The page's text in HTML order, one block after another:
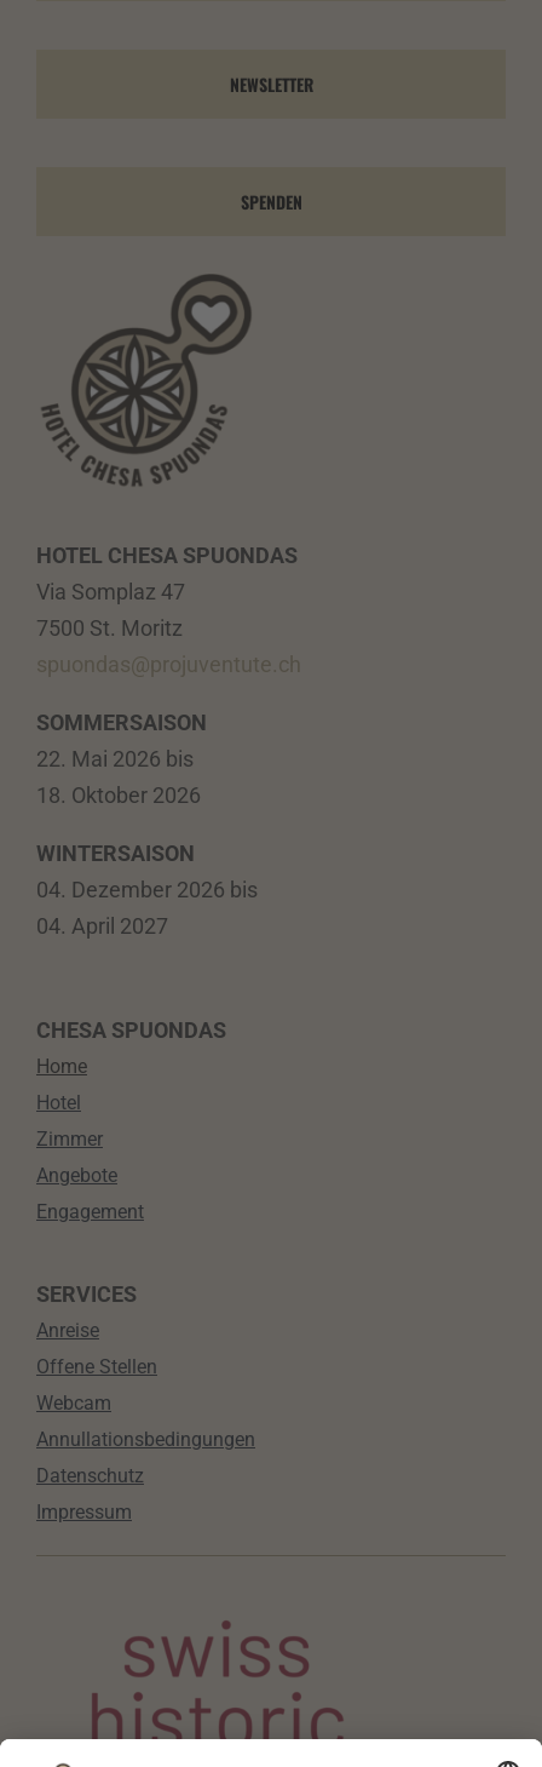
NEWSLETTER
SPENDEN
HOTEL CHESA SPUONDAS
Via Somplaz 47
7500 St. Moritz
spuondas@projuventute.ch
SOMMERSAISON
22. Mai 2026 bis
18. Oktober 2026
WINTERSAISON
04. Dezember 2026 bis
04. April 2027
CHESA SPUONDAS
Home
Hotel
Zimmer
Angebote
Engagement
SERVICES
Anreise
Offene Stellen
Webcam
Annullationsbedingungen
Datenschutz
Impressum